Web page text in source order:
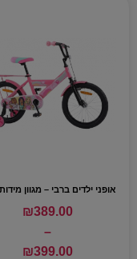
₪389.00
–
₪399.00